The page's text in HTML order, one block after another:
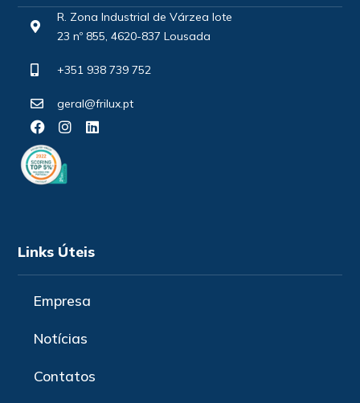
R. Zona Industrial de Várzea lote
23 nº 855, 4620-837 Lousada
+351 938 739 752
geral@frilux.pt
Links Úteis
Empresa
Notícias
Contatos